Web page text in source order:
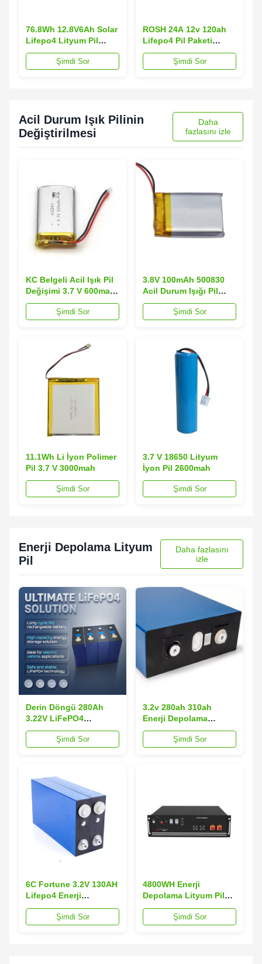
76.8Wh 12.8V6Ah Solar
Lifepo4 Lityum Pil
Paketi ABS Plastik
Şimdi Sor
ROSH 24A 12v 120ah
Lifepo4 Pil Paketi
Lityum Ferro Fosfat Pil
Şimdi Sor
Acil Durum Işık Pilinin
Değiştirilmesi
Daha
fazlasını izle
KC Belgeli Acil Işık Pil
Değişimi 3.7 V 600mah
Lipo Pil
Şimdi Sor
3.8V 100mAh 500830
Acil Durum Işığı Pil
Değiştirme Ultrathin
Şimdi Sor
11.1Wh Li İyon Polimer
Pil 3.7 V 3000mah
Şimdi Sor
3.7 V 18650 Lityum
İyon Pil 2600mah
Şimdi Sor
Enerji Depolama Lityum
Pil
Daha fazlasını
izle
Derin Döngü 280Ah
3.22V LiFePO4
Çekirdek Enerji
Depolama Lityum Pil
Şimdi Sor
3.2v 280ah 310ah
Enerji Depolama
Lityum Pil Prizmatik
Lifepo4 PilŞimdi Sor
6C Fortune 3.2V 130AH
Lifepo4 Enerji
Depolama Lityum Pil 5
YIL GarantiŞimdi Sor
4800WH Enerji
Depolama Lityum Pil
48v 50ah Lifepo4 Pil
Şimdi Sor